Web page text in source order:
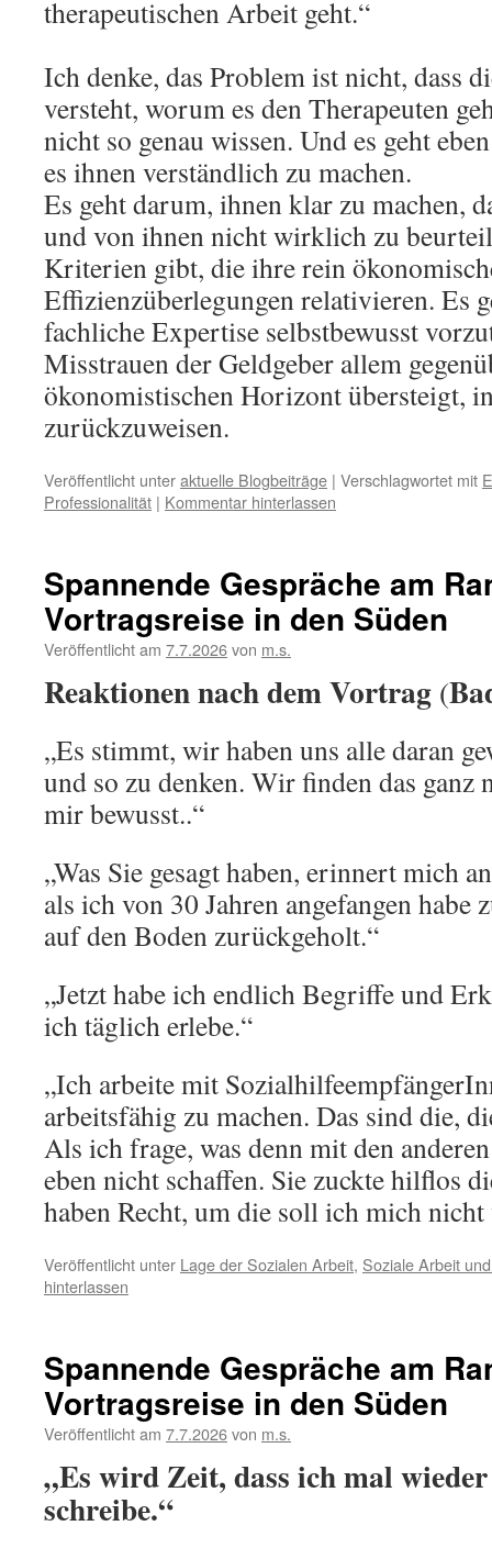
therapeutischen Arbeit geht.“
Ich denke, das Problem ist nicht, dass
versteht, worum es den Therapeuten
nicht so genau wissen. Und es geht
es ihnen verständlich zu machen.
Es geht darum, ihnen klar zu machen,
und von ihnen nicht wirklich zu
Kriterien gibt, die ihre rein
Effizienzüberlegungen relativieren. Es
fachliche Expertise selbstbewusst
Misstrauen der Geldgeber allem
ökonomistischen Horizont übersteigt,
zurückzuweisen.
Veröffentlicht unteraktuelle Blogbeiträge | Verschlagwortet mit
Professionalität | Kommentar hinterlassen
Spannende Gespräche am
Vortragsreise in den Süden
Veröffentlicht am 7.7.2026von m.s.
Reaktionen nach dem Vortrag (
„Es stimmt, wir haben uns alle daran
und so zu denken. Wir finden das ganz
mir bewusst..“
„Was Sie gesagt haben, erinnert mich
als ich von 30 Jahren angefangen habe
auf den Boden zurückgeholt.“
„Jetzt habe ich endlich Begriffe und
ich täglich erlebe.“
„Ich arbeite mit
arbeitsfähig zu machen. Das sind die,
Als ich frage, was denn mit den
eben nicht schaffen. Sie zuckte hilflos
haben Recht, um die soll ich mich
Veröffentlicht unter Lage der Sozialen Arbeit, Soziale Arbeit
hinterlassen
Spannende Gespräche am
Vortragsreise in den Süden
Veröffentlicht am 7.7.2026von m.s.
„Es wird Zeit, dass ich mal
schreibe.“